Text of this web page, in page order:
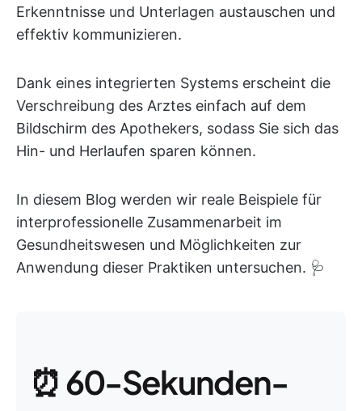
Erkenntnisse und Unterlagen austauschen und
effektiv kommunizieren.
Dank eines integrierten Systems erscheint die
Verschreibung des Arztes einfach auf dem
Bildschirm des Apothekers, sodass Sie sich das
Hin- und Herlaufen sparen können.
In diesem Blog werden wir reale Beispiele für
interprofessionelle Zusammenarbeit im
Gesundheitswesen und Möglichkeiten zur
Anwendung dieser Praktiken untersuchen. 🩺
⏰ 60-Sekunden-